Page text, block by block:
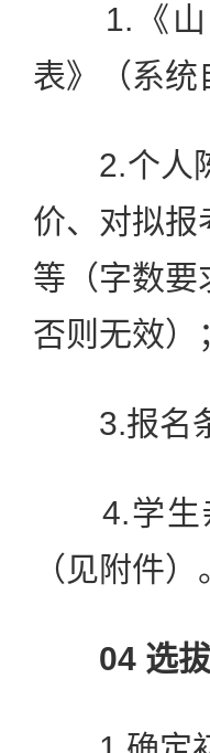
1.《山东
表》（系统
2.个人陈
价、对拟报
等（字数要
否则无效）
3.报名条
4.学生亲
（见附件）
04 选